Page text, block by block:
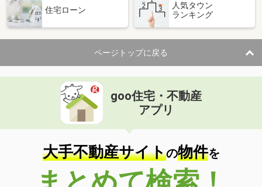
住宅ローン
人気タウン
ランキング
ページトップに戻る
goo住宅・不動産
アプリ
大手不動産サイトの物件を